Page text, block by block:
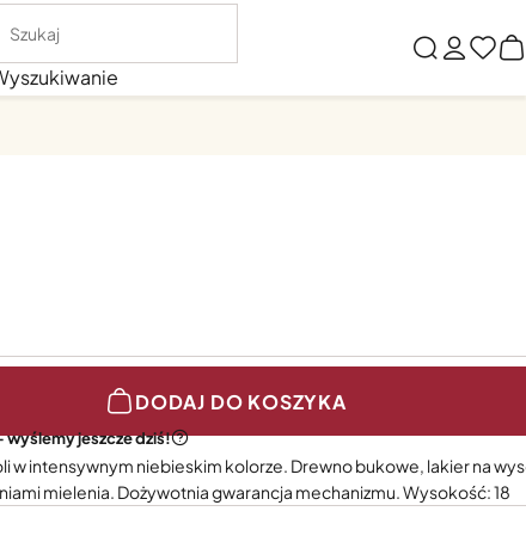
DODAJ DO KOSZYKA
wyślemy jeszcze dziś!
w intensywnym niebieskim kolorze. Drewno bukowe, lakier na
mielenia. Dożywotnia gwarancja mechanizmu. Wysokość: 18